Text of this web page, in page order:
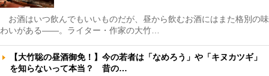
お酒はいつ飲んでもいいものだが、昼から飲むお酒にはまた格別の味
わいがある――。ライター・作家の大竹…
【大竹聡の昼酒御免！】今の若者は「なめろう」や「キヌカツギ」
を知らないって本当？ 昔の…